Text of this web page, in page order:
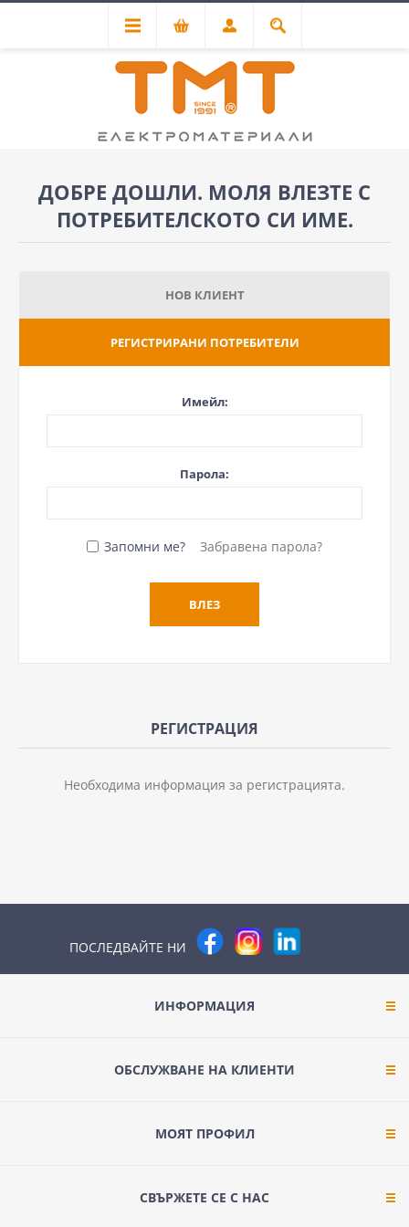
ДОБРЕ ДОШЛИ. МОЛЯ ВЛЕЗТЕ С
ПОТРЕБИТЕЛСКОТО СИ ИМЕ.
НОВ КЛИЕНТ
РЕГИСТРИРАНИ ПОТРЕБИТЕЛИ
Имейл:
Парола:
Запомни ме? Забравена парола?
РЕГИСТРАЦИЯ
Необходима информация за регистрацията.
ПОСЛЕДВАЙТЕ НИ
ИНФОРМАЦИЯ
ОБСЛУЖВАНЕ НА КЛИЕНТИ
МОЯТ ПРОФИЛ
СВЪРЖЕТЕ СЕ С НАС